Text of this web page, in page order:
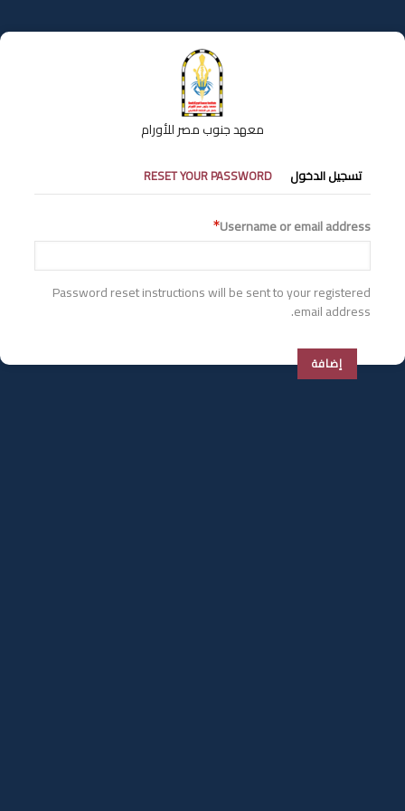
إلى
المحتوى
معهد جنوب مصر للأورام
التبويبات
الأساسية
تسجيل الدخول RESET YOUR PASSWORD
Username or email address
Password reset instructions will be sent to your registered
email address.